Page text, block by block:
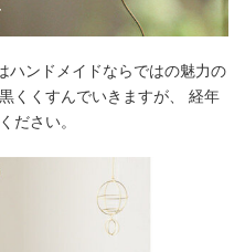
ハンドメイドならではの魅力の
くくすんでいきますが、 経年
ださい。